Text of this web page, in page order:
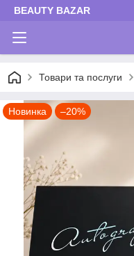
BEAUTY BAZAR
Товари та послуги
Новинка –20%